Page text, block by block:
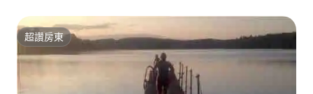
超讚房東
超讚房東